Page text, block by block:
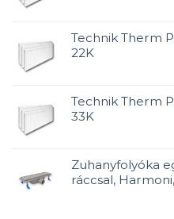
Technik Therm
22K
Technik Therm
33K
Zuhanyfolyóka
ráccsal,